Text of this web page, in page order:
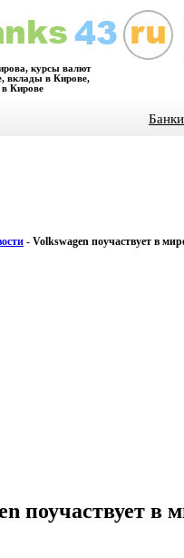
курсы валют
вклады в Кирове,
Кирове
Банки
- Volkswagen поучаствует в
поучаствует в